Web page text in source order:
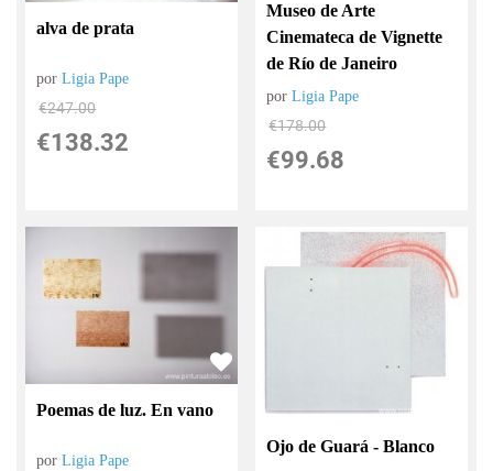
alva de prata
porLigia Pape
€247.00
€138.32
Museo de Arte
Cinemateca de Vignette
de Río de Janeiro
porLigia Pape
€178.00
€99.68
Poemas de luz. En vano
porLigia Pape
Ojo de Guará - Blanco